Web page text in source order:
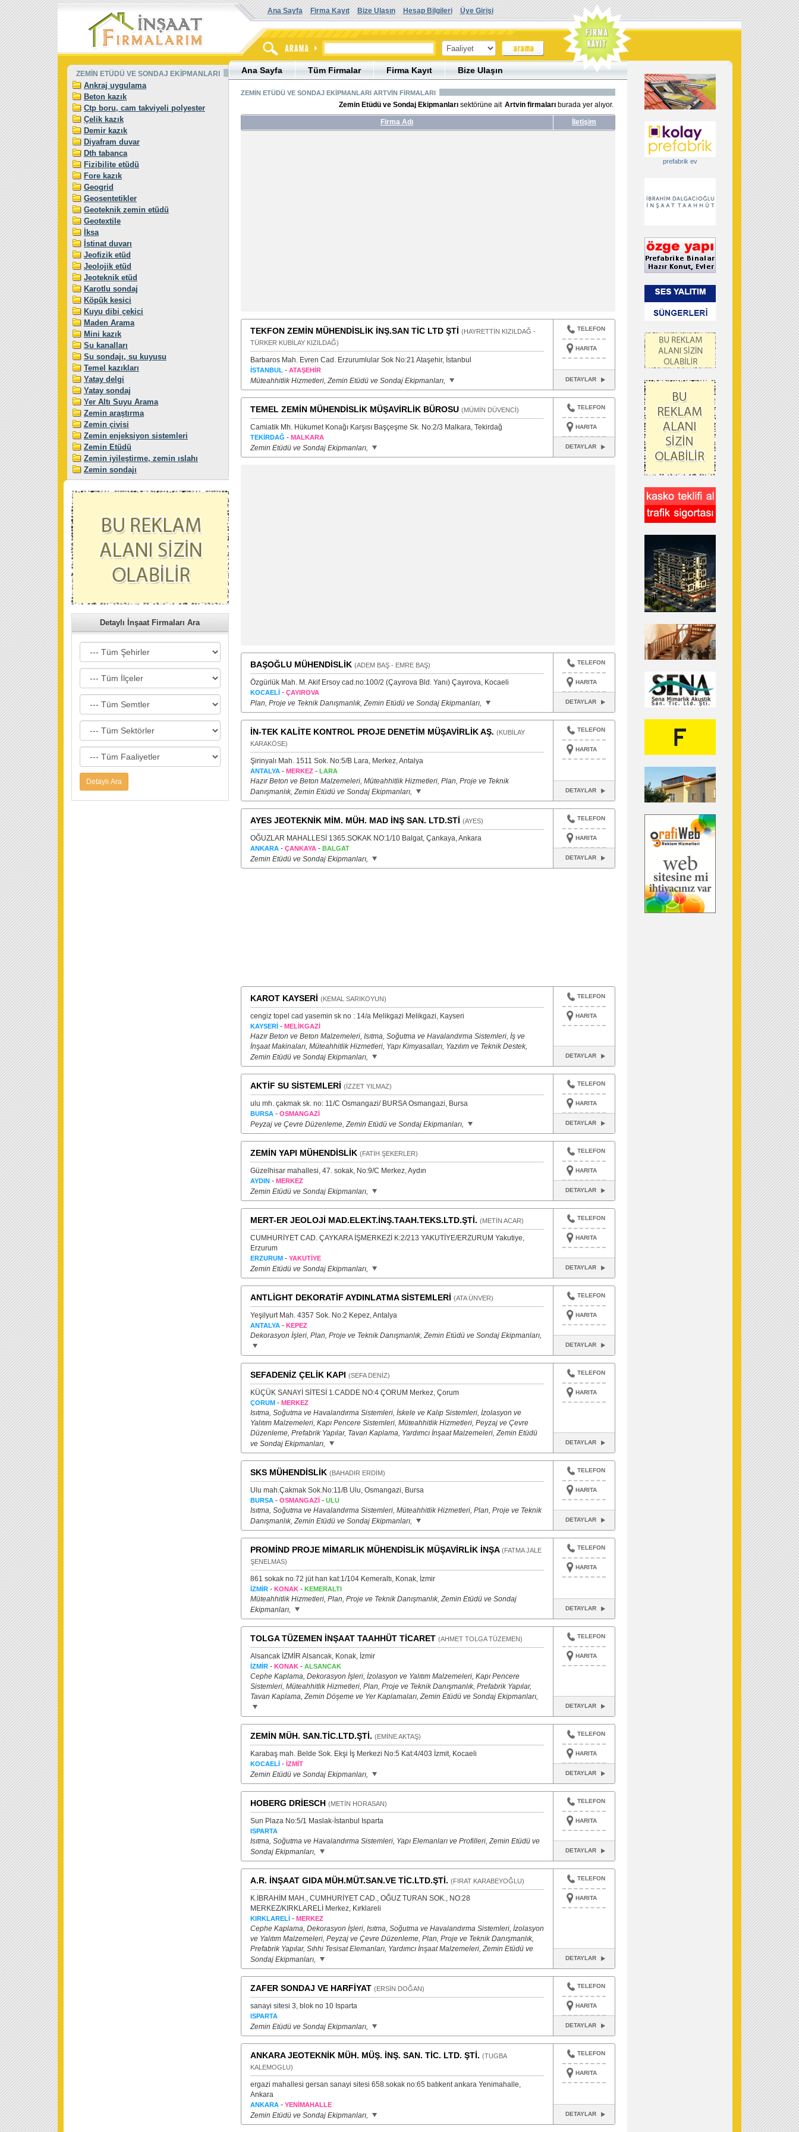
Ana Sayfa Firma Kayıt Bize Ulaşın Hesap Bilgileri Üye Girişi
Ana Sayfa Tüm Firmalar Firma Kayıt Bize Ulaşın
ZEMİN ETÜDÜ VE SONDAJ EKİPMANLARI ARTVİN FİRMALARI
Zemin Etüdü ve Sondaj Ekipmanları sektörüne ait Artvin firmaları burada yer alıyor.
Firma Adı İletişim
TEKFON ZEMİN MÜHENDİSLİK İNŞ.SAN TİC LTD ŞTİ (HAYRETTİN KIZILDAĞ -
TÜRKER KUBİLAY KIZILDAĞ)
Barbaros Mah. Evren Cad. Erzurumlular Sok No:21 Ataşehir, İstanbul
İSTANBUL- ATAŞEHİR
Müteahhitlik Hizmetleri, Zemin Etüdü ve Sondaj Ekipmanları,
TELEFON
HARITA
DETAYLAR
TEMEL ZEMİN MÜHENDİSLİK MÜŞAVİRLİK BÜROSU (MÜMİN DÜVENCİ)
Camiatik Mh. Hükumet Konağı Karşısı Başçeşme Sk. No:2/3 Malkara, Tekirdağ
TEKİRDAĞ - MALKARA
Zemin Etüdü ve Sondaj Ekipmanları,
TELEFON
HARITA
DETAYLAR
BAŞOĞLU MÜHENDİSLİK (ADEM BAŞ - EMRE BAŞ)
Özgürlük Mah. M. Akif Ersoy cad.no:100/2 (Çayırova Bld. Yanı) Çayırova, Kocaeli
KOCAELİ- ÇAYIROVA
Plan, Proje ve Teknik Danışmanlık, Zemin Etüdü ve Sondaj Ekipmanları,
TELEFON
HARITA
DETAYLAR
İN-TEK KALİTE KONTROL PROJE DENETİM MÜŞAVİRLİK AŞ. (KUBİLAY
KARAKÖSE)
Şirinyalı Mah. 1511 Sok. No:5/B Lara, Merkez, Antalya
ANTALYA- MERKEZ- LARA
Hazır Beton ve Beton Malzemeleri, Müteahhitlik Hizmetleri, Plan, Proje ve Teknik
Danışmanlık, Zemin Etüdü ve Sondaj Ekipmanları,
TELEFON
HARITA
DETAYLAR
AYES JEOTEKNİK MİM. MÜH. MAD İNŞ SAN. LTD.STİ (AYES)
OĞUZLAR MAHALLESİ 1365.SOKAK NO:1/10 Balgat, Çankaya, Ankara
ANKARA- ÇANKAYA- BALGAT
Zemin Etüdü ve Sondaj Ekipmanları,
TELEFON
HARITA
DETAYLAR
KAROT KAYSERİ (KEMAL SARIKOYUN)
cengiz topel cad yasemin sk no : 14/a Melikgazi Melikgazi, Kayseri
KAYSERİ- MELİKGAZİ
Hazır Beton ve Beton Malzemeleri, Isıtma, Soğutma ve Havalandırma Sistemleri, İş ve
İnşaat Makinaları, Müteahhitlik Hizmetleri, Yapı Kimyasalları, Yazılım ve Teknik Destek,
Zemin Etüdü ve Sondaj Ekipmanları,
TELEFON
HARITA
DETAYLAR
AKTİF SU SİSTEMLERİ (İZZET YILMAZ)
ulu mh. çakmak sk. no: 11/C Osmangazi/ BURSA Osmangazi, Bursa
BURSA- OSMANGAZİ
Peyzaj ve Çevre Düzenleme, Zemin Etüdü ve Sondaj Ekipmanları,
TELEFON
HARITA
DETAYLAR
ZEMİN YAPI MÜHENDİSLİK (FATİH ŞEKERLER)
Güzelhisar mahallesi, 47. sokak, No:9/C Merkez, Aydın
AYDIN- MERKEZ
Zemin Etüdü ve Sondaj Ekipmanları,
TELEFON
HARITA
DETAYLAR
MERT-ER JEOLOJİ MAD.ELEKT.İNŞ.TAAH.TEKS.LTD.ŞTİ. (METİN ACAR)
CUMHURİYET CAD. ÇAYKARA İŞMERKEZİ K:2/213 YAKUTİYE/ERZURUM Yakutiye,
Erzurum
ERZURUM- YAKUTİYE
Zemin Etüdü ve Sondaj Ekipmanları,
TELEFON
HARITA
DETAYLAR
ANTLİGHT DEKORATİF AYDINLATMA SİSTEMLERİ (ATA ÜNVER)
Yeşilyurt Mah. 4357 Sok. No:2 Kepez, Antalya
ANTALYA- KEPEZ
Dekorasyon İşleri, Plan, Proje ve Teknik Danışmanlık, Zemin Etüdü ve Sondaj Ekipmanları,
TELEFON
HARITA
DETAYLAR
SEFADENİZ ÇELİK KAPI (SEFA DENİZ)
KÜÇÜK SANAYİ SİTESİ 1.CADDE NO:4 ÇORUM Merkez, Çorum
ÇORUM- MERKEZ
Isıtma, Soğutma ve Havalandırma Sistemleri, İskele ve Kalıp Sistemleri, İzolasyon ve
Yalıtım Malzemeleri, Kapı Pencere Sistemleri, Müteahhitlik Hizmetleri, Peyzaj ve Çevre
Düzenleme, Prefabrik Yapılar, Tavan Kaplama, Yardımcı İnşaat Malzemeleri, Zemin Etüdü
ve Sondaj Ekipmanları,
TELEFON
HARITA
DETAYLAR
SKS MÜHENDİSLİK (BAHADIR ERDİM)
Ulu mah.Çakmak Sok.No:11/B Ulu, Osmangazi, Bursa
BURSA- OSMANGAZİ- ULU
Isıtma, Soğutma ve Havalandırma Sistemleri, Müteahhitlik Hizmetleri, Plan, Proje ve Teknik
Danışmanlık, Zemin Etüdü ve Sondaj Ekipmanları,
TELEFON
HARITA
DETAYLAR
PROMİND PROJE MİMARLIK MÜHENDİSLİK MÜŞAVİRLİK İNŞA (FATMA JALE
ŞENELMAS)
861 sokak no.72 jüt han kat:1/104 Kemeraltı, Konak, İzmir
İZMİR- KONAK- KEMERALTI
Müteahhitlik Hizmetleri, Plan, Proje ve Teknik Danışmanlık, Zemin Etüdü ve Sondaj
Ekipmanları,
TELEFON
HARITA
DETAYLAR
TOLGA TÜZEMEN İNŞAAT TAAHHÜT TİCARET (AHMET TOLGA TÜZEMEN)
Alsancak İZMİR Alsancak, Konak, İzmir
İZMİR- KONAK- ALSANCAK
Cephe Kaplama, Dekorasyon İşleri, İzolasyon ve Yalıtım Malzemeleri, Kapı Pencere
Sistemleri, Müteahhitlik Hizmetleri, Plan, Proje ve Teknik Danışmanlık, Prefabrik Yapılar,
Tavan Kaplama, Zemin Döşeme ve Yer Kaplamaları, Zemin Etüdü ve Sondaj Ekipmanları,
TELEFON
HARITA
DETAYLAR
ZEMİN MÜH. SAN.TİC.LTD.ŞTİ. (EMİNE AKTAŞ)
Karabaş mah. Belde Sok. Ekşi İş Merkezi No:5 Kat:4/403 İzmit, Kocaeli
KOCAELİ- İZMİT
Zemin Etüdü ve Sondaj Ekipmanları,
TELEFON
HARITA
DETAYLAR
HOBERG DRİESCH (METİN HORASAN)
Sun Plaza No:5/1 Maslak-İstanbul Isparta
ISPARTA
Isıtma, Soğutma ve Havalandırma Sistemleri, Yapı Elemanları ve Profilleri, Zemin Etüdü ve
Sondaj Ekipmanları,
TELEFON
HARITA
DETAYLAR
A.R. İNŞAAT GIDA MÜH.MÜT.SAN.VE TİC.LTD.ŞTİ. (FIRAT KARABEYOĞLU)
K.İBRAHİM MAH., CUMHURİYET CAD., OĞUZ TURAN SOK., NO:28
MERKEZ/KIRKLARELİ Merkez, Kırklareli
KIRKLARELİ- MERKEZ
Cephe Kaplama, Dekorasyon İşleri, Isıtma, Soğutma ve Havalandırma Sistemleri, İzolasyon
ve Yalıtım Malzemeleri, Peyzaj ve Çevre Düzenleme, Plan, Proje ve Teknik Danışmanlık,
Prefabrik Yapılar, Sıhhi Tesisat Elemanları, Yardımcı İnşaat Malzemeleri, Zemin Etüdü ve
Sondaj Ekipmanları,
TELEFON
HARITA
DETAYLAR
ZAFER SONDAJ VE HARFİYAT (ERSİN DOĞAN)
sanayi sitesi 3, blok no 10 Isparta
ISPARTA
Zemin Etüdü ve Sondaj Ekipmanları,
TELEFON
HARITA
DETAYLAR
ANKARA JEOTEKNİK MÜH. MÜŞ. İNŞ. SAN. TİC. LTD. ŞTİ. (TUGBA
KALEMOGLU)
ergazi mahallesi gersan sanayi sitesi 658.sokak no:65 batıkent ankara Yenimahalle,
Ankara
ANKARA- YENİMAHALLE
Zemin Etüdü ve Sondaj Ekipmanları,
TELEFON
HARITA
DETAYLAR
ZEMİN ETÜDÜ VE SONDAJ EKİPMANLARI
Ankraj uygulama
Beton kazık
Ctp boru, cam takviyeli polyester
Çelik kazık
Demir kazık
Diyafram duvar
Dth tabanca
Fizibilite etüdü
Fore kazık
Geogrid
Geosentetikler
Geoteknik zemin etüdü
Geotextile
İksa
İstinat duvarı
Jeofizik etüd
Jeolojik etüd
Jeoteknik etüd
Karotlu sondaj
Köpük kesici
Kuyu dibi çekici
Maden Arama
Mini kazık
Su kanalları
Su sondajı, su kuyusu
Temel kazıkları
Yatay delgi
Yatay sondaj
Yer Altı Suyu Arama
Zemin araştırma
Zemin çivisi
Zemin enjeksiyon sistemleri
Zemin Etüdü
Zemin iyileştirme, zemin ıslahı
Zemin sondajı
Detaylı İnşaat Firmaları Ara
prefabrik ev